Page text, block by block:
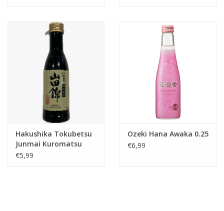
Hakushika Tokubetsu
Junmai Kuromatsu
0,18l
€5,99
Ozeki Hana Awaka 0.25
€6,99